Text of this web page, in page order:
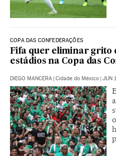
COPA DAS CONFEDERAÇÕES
Fifa quer eliminar grito
estádios na Copa das
DIEGO MANCERA | Cidade do México | JUN